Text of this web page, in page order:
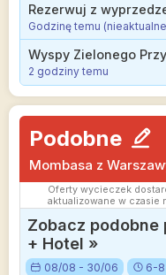
Godzinę temu
2 godziny temu
Podobne
Mombasa z
Oferty wycieczek
aktualizowane w czasie
dostępność ofert
Dokładamy wszelkich
Zobacz
+ Hotel »
08/08 - 30/06 6-8